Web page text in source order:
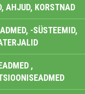
AHJUD, KORSTNAD
-SÜSTEEMID,
,